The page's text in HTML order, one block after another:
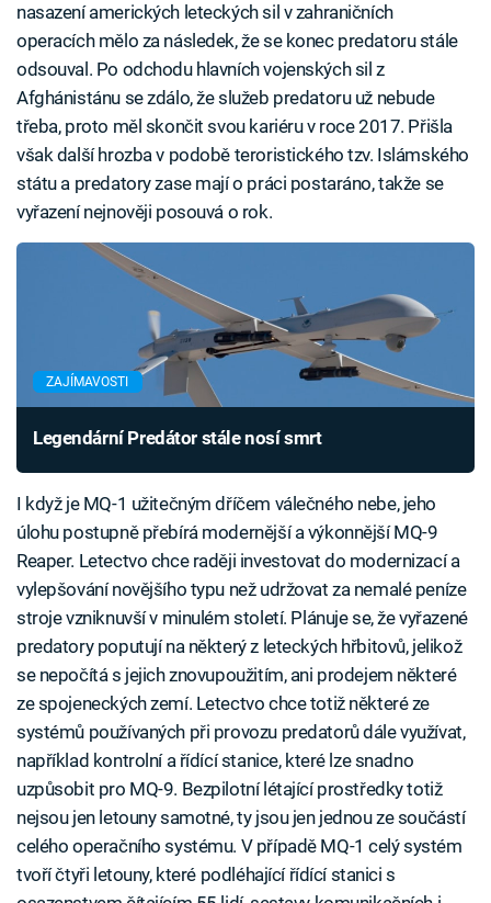
nasazení amerických leteckých sil v zahraničních
operacích mělo za následek, že se konec predatoru stále
odsouval. Po odchodu hlavních vojenských sil z
Afghánistánu se zdálo, že služeb predatoru už nebude
třeba, proto měl skončit svou kariéru v roce 2017. Přišla
však další hrozba v podobě teroristického tzv. Islámského
státu a predatory zase mají o práci postaráno, takže se
vyřazení nejnověji posouvá o rok.
ZAJÍMAVOSTI
Legendární Predátor stále nosí smrt
I když je MQ-1 užitečným dříčem válečného nebe, jeho
úlohu postupně přebírá modernější a výkonnější MQ-9
Reaper. Letectvo chce raději investovat do modernizací a
vylepšování novějšího typu než udržovat za nemalé peníze
stroje vzniknuvší v minulém století. Plánuje se, že vyřazené
predatory poputují na některý z leteckých hřbitovů, jelikož
se nepočítá s jejich znovupoužitím, ani prodejem některé
ze spojeneckých zemí. Letectvo chce totiž některé ze
systémů používaných při provozu predatorů dále využívat,
například kontrolní a řídící stanice, které lze snadno
uzpůsobit pro MQ-9. Bezpilotní létající prostředky totiž
nejsou jen letouny samotné, ty jsou jen jednou ze součástí
celého operačního systému. V případě MQ-1 celý systém
tvoří čtyři letouny, které podléhající řídící stanici s